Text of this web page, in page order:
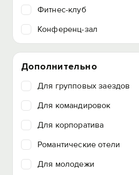
Фитнес-клуб
Конференц-зал
Дополнительно
Для групповых заездов
Для командировок
Для корпоратива
Романтические отели
Для молодежи